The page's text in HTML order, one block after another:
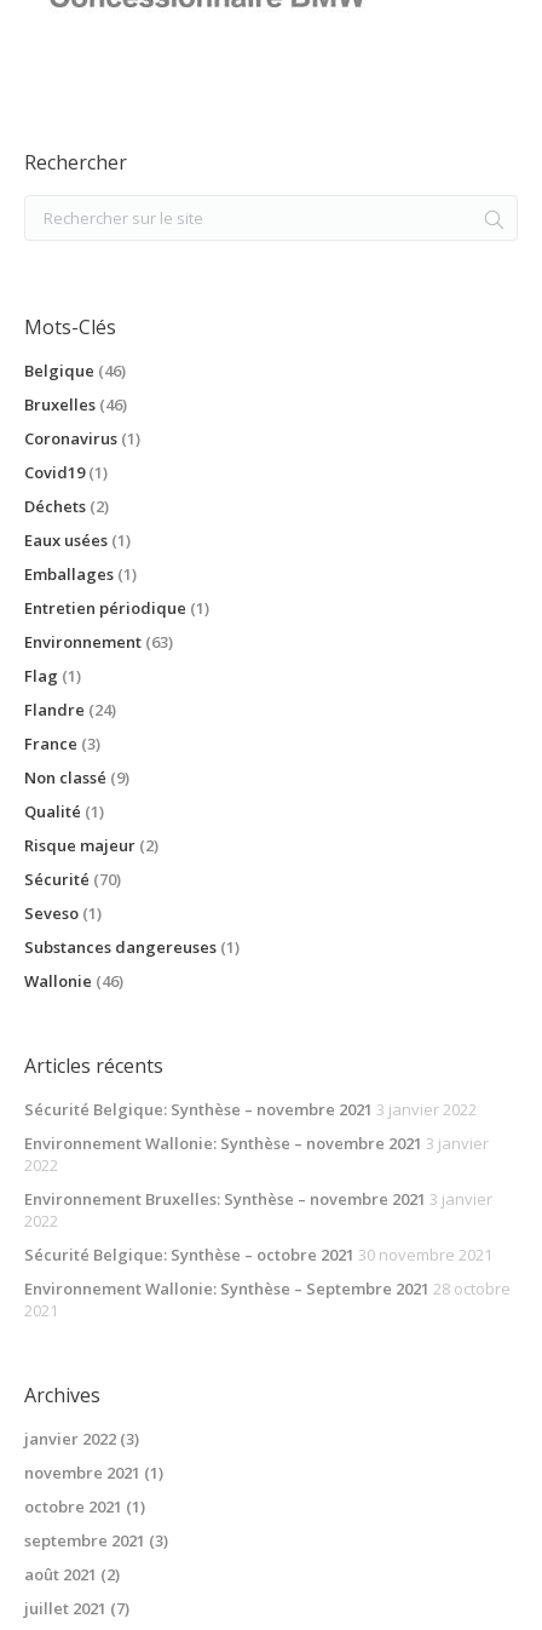
Rechercher
Mots-Clés
Belgique (46)
Bruxelles (46)
Coronavirus (1)
Covid19(1)
Déchets (2)
Eaux usées (1)
Emballages (1)
Entretien périodique (1)
Environnement (63)
Flag (1)
Flandre (24)
France (3)
Non classé (9)
Qualité (1)
Risque majeur (2)
Sécurité (70)
Seveso (1)
Substances dangereuses (1)
Wallonie (46)
Articles récents
Sécurité Belgique: Synthèse – novembre 2021 3 janvier 2022
Environnement Wallonie: Synthèse – novembre 2021 3 janvier
2022
Environnement Bruxelles: Synthèse – novembre 2021 3 janvier
2022
Sécurité Belgique: Synthèse – octobre 2021 30 novembre 2021
Environnement Wallonie: Synthèse – Septembre 2021 28 octobre
2021
Archives
janvier 2022 (3)
novembre 2021 (1)
octobre 2021 (1)
septembre 2021 (3)
août 2021 (2)
juillet 2021 (7)